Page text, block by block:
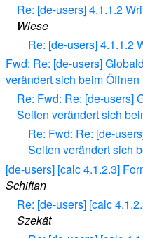
Re: [de-users] 4.1.1.2
Wiese
Re: [de-users] 4.1.1.2
Fwd: Re: [de-users]
verändert sich beim Öffnen
Re: Fwd: Re: [de-users]
Seiten verändert sich
Re: Fwd: Re: [de-
Seiten verändert sich
[de-users] [calc 4.1.2.3]
Schiftan
Re: [de-users] [calc
Szekät